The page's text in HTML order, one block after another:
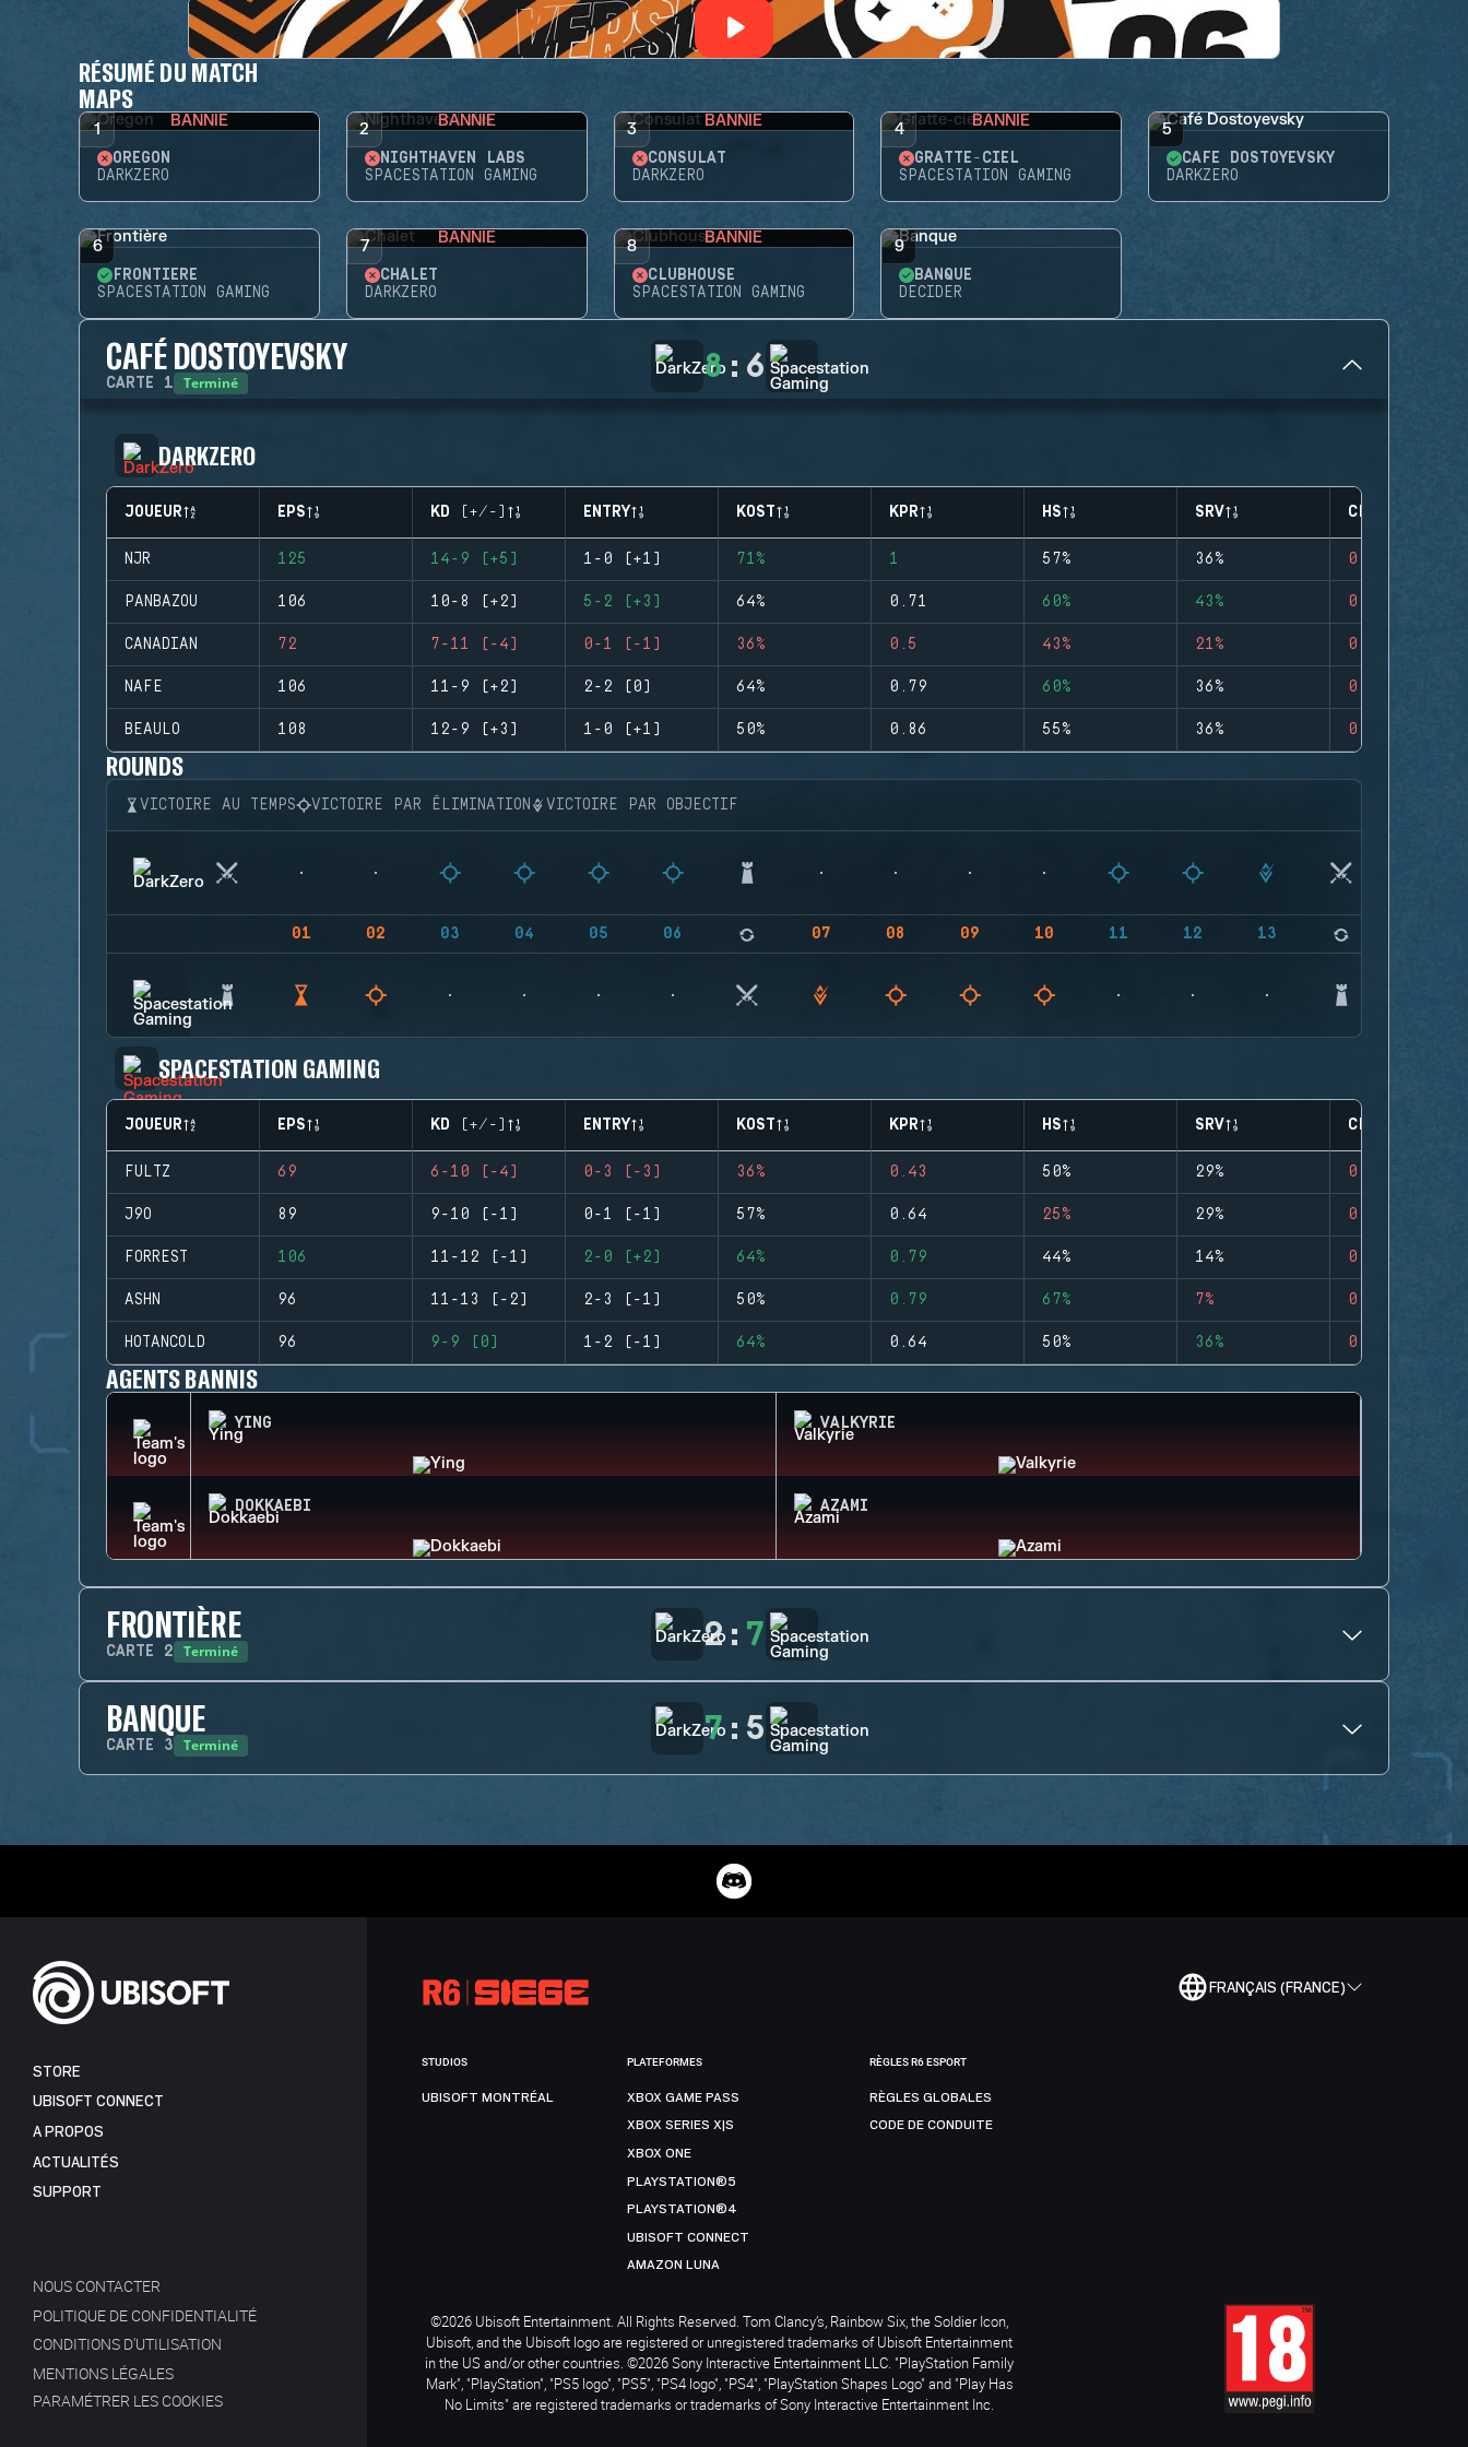
RÉSUMÉ DU MATCH
MAPS
1 BANNIE
OREGON
DARKZERO
2 BANNIE
NIGHTHAVEN LABS
SPACESTATION GAMING
3 BANNIE
CONSULAT
DARKZERO
4 BANNIE
GRATTE-CIEL
SPACESTATION GAMING
5
CAFÉ DOSTOYEVSKY
DARKZERO
6
FRONTIÈRE
SPACESTATION GAMING
7 BANNIE
CHALET
DARKZERO
8 BANNIE
CLUBHOUSE
SPACESTATION GAMING
9
BANQUE
DECIDER
CAFÉ DOSTOYEVSKY
CARTE 1 Terminé 8: 6
DARKZERO
JOUEUR EPS KD (+/-) ENTRY KOST KPR HS SRV CLUTCHES
NJR 125 14-9 (+5) 1-0 (+1) 71% 1 57% 36% 0
PANBAZOU 106 10-8 (+2) 5-2 (+3) 64% 0.71 60% 43% 0
CANADIAN 72 7-11 (-4) 0-1 (-1) 36% 0.5 43% 21% 0
NAFE 106 11-9 (+2) 2-2 (0) 64% 0.79 60% 36% 0
BEAULO 108 12-9 (+3) 1-0 (+1) 50% 0.86 55% 36% 0
ROUNDS
VICTOIRE AU TEMPS VICTOIRE PAR ÉLIMINATION VICTOIRE PAR OBJECTIF
01 02 03 04 05 06 07 08 09 10 11 12 13
SPACESTATION GAMING
JOUEUR EPS KD (+/-) ENTRY KOST KPR HS SRV CLUTCHES
FULTZ 69 6-10 (-4) 0-3 (-3) 36% 0.43 50% 29% 0
J9O 89 9-10 (-1) 0-1 (-1) 57% 0.64 25% 29% 0
FORREST 106 11-12 (-1) 2-0 (+2) 64% 0.79 44% 14% 0
ASHN 96 11-13 (-2) 2-3 (-1) 50% 0.79 67% 7% 0
HOTANCOLD 96 9-9 (0) 1-2 (-1) 64% 0.64 50% 36% 0
AGENTS BANNIS
YING VALKYRIE
DOKKAEBI AZAMI
FRONTIÈRE
CARTE 2 Terminé 2: 7
BANQUE
CARTE 3 Terminé 7: 5
FRANÇAIS (FRANCE)
STORE
UBISOFT CONNECT
A PROPOS
ACTUALITÉS
SUPPORT
NOUS CONTACTER
POLITIQUE DE CONFIDENTIALITÉ
CONDITIONS D'UTILISATION
MENTIONS LÉGALES
PARAMÉTRER LES COOKIES
STUDIOS
UBISOFT MONTRÉAL
PLATEFORMES
XBOX GAME PASS
XBOX SERIES X|S
XBOX ONE
PLAYSTATION®5
PLAYSTATION®4
UBISOFT CONNECT
AMAZON LUNA
RÈGLES R6 ESPORT
RÈGLES GLOBALES
CODE DE CONDUITE
©2026 Ubisoft Entertainment. All Rights Reserved. Tom Clancy’s, Rainbow Six, the Soldier Icon,
Ubisoft, and the Ubisoft logo are registered or unregistered trademarks of Ubisoft Entertainment
in the US and/or other countries. ©2026 Sony Interactive Entertainment LLC. "PlayStation Family
Mark", "PlayStation", "PS5 logo", "PS5", "PS4 logo", "PS4", "PlayStation Shapes Logo" and "Play Has
No Limits" are registered trademarks or trademarks of Sony Interactive Entertainment Inc.